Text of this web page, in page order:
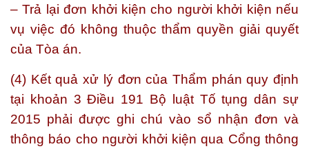
– Trả lại đơn khởi kiện cho người khởi kiện nếu
vụ việc đó không thuộc thẩm quyền giải quyết
của Tòa án.
(4) Kết quả xử lý đơn của Thẩm phán quy định
tại khoản 3 Điều 191 Bộ luật Tố tụng dân sự
2015 phải được ghi chú vào sổ nhận đơn và
thông báo cho người khởi kiện qua Cổng thông